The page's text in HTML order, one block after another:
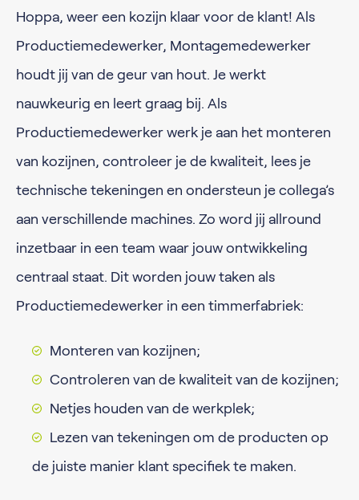
Hoppa, weer een kozijn klaar voor de klant! Als
Productiemedewerker, Montagemedewerker
houdt jij van de geur van hout. Je werkt
nauwkeurig en leert graag bij. Als
Productiemedewerker werk je aan het monteren
van kozijnen, controleer je de kwaliteit, lees je
technische tekeningen en ondersteun je collega’s
aan verschillende machines. Zo word jij allround
inzetbaar in een team waar jouw ontwikkeling
centraal staat. Dit worden jouw taken als
Productiemedewerker in een timmerfabriek:
Monteren van kozijnen;
Controleren van de kwaliteit van de kozijnen;
Netjes houden van de werkplek;
Lezen van tekeningen om de producten op
de juiste manier klant specifiek te maken.